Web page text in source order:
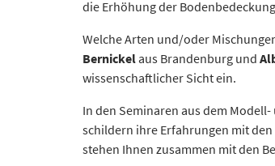
die Erhöhung der
Welche Arten und/oder
Bernickelaus Brandenburg und
wissenschaftlicher Sicht ein.
In den Seminaren aus dem
schildern ihre Erfahrungen mit
stehen Ihnen zusammen mit den